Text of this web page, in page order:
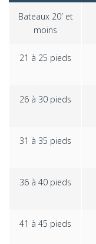
Bateaux 20′ et
moins
21 à 25 pieds
26 à 30 pieds
31 à 35 pieds
36 à 40 pieds
41 à 45 pieds